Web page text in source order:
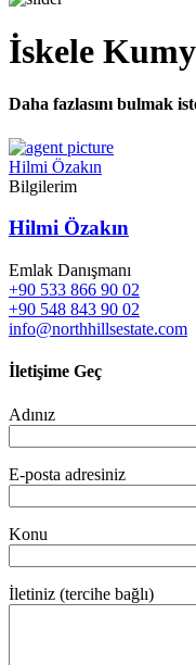
İskele
Daha fazlasını bulmak
Hilmi Özakın
Bilgilerim
Hilmi Özakın
Emlak Danışmanı
+90 533 866 90 02
+90 548 843 90 02
info@northhillsestate.com
İletişime Geç
Adınız
E-posta adresiniz
Konu
İletiniz (tercihe bağlı)